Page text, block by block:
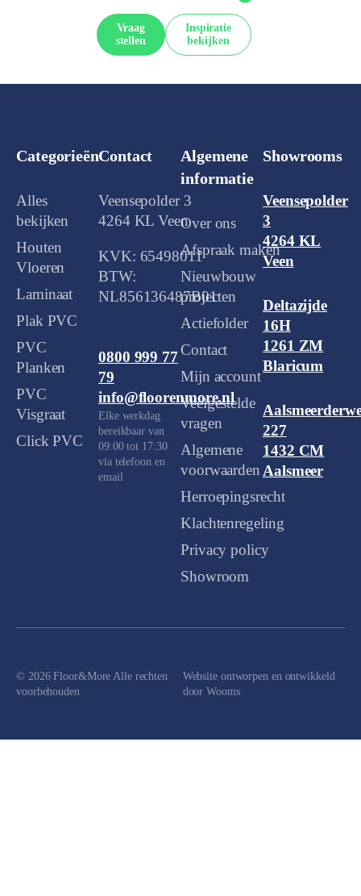
Vraag
stellen
Inspiratie
bekijken
Categorieën
Alles
bekijken
Houten
Vloeren
Laminaat
Plak PVC
PVC
Planken
PVC
Visgraat
Click PVC
Contact
Veensepolder 3
4264 KL Veen
KVK: 65498011
BTW:
NL856136487B01
0800 999 77
79
info@floorenmore.nl
Elke werkdag
bereikbaar van
09:00 tot 17:30
via telefoon en
email
Algemene
informatie
Over ons
Afspraak maken
Nieuwbouw
projecten
Actiefolder
Contact
Mijn account
Veelgestelde
vragen
Algemene
voorwaarden
Herroepingsrecht
Klachtenregeling
Privacy policy
Showroom
Showrooms
Veensepolder
3
4264 KL
Veen
Deltazijde
16H
1261 ZM
Blaricum
227
1432 CM
Aalsmeer
© 2026 Floor&More Alle rechten
voorbehouden
Website ontworpen en ontwikkeld
doorWooms